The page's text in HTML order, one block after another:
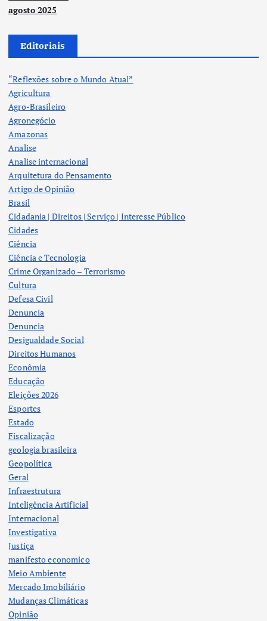
agosto 2025
Editoriais
“Reflexões sobre o Mundo Atual”
Agricultura
Agro-Brasileiro
Agronegócio
Amazonas
Analise
Analise internacional
Arquitetura do Pensamento
Artigo de Opinião
Brasil
Cidadania | Direitos | Serviço | Interesse Público
Cidades
Ciência
Ciência e Tecnologia
Crime Organizado – Terrorismo
Cultura
Defesa Civil
Denuncia
Denuncia
Desigualdade Social
Direitos Humanos
Econômia
Educação
Eleições 2026
Esportes
Estado
Fiscalização
geologia brasileira
Geopolítica
Geral
Infraestrutura
Inteligência Artificial
Internacional
Investigativa
Justiça
manifesto economico
Meio Ambiente
Mercado Imobiliário
Mudanças Climáticas
Opinião